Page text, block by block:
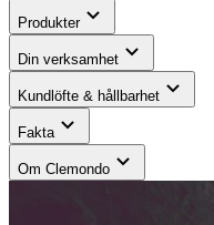
Produkter
Din verksamhet
Kundlöfte & hållbarhet
Fakta
Om Clemondo